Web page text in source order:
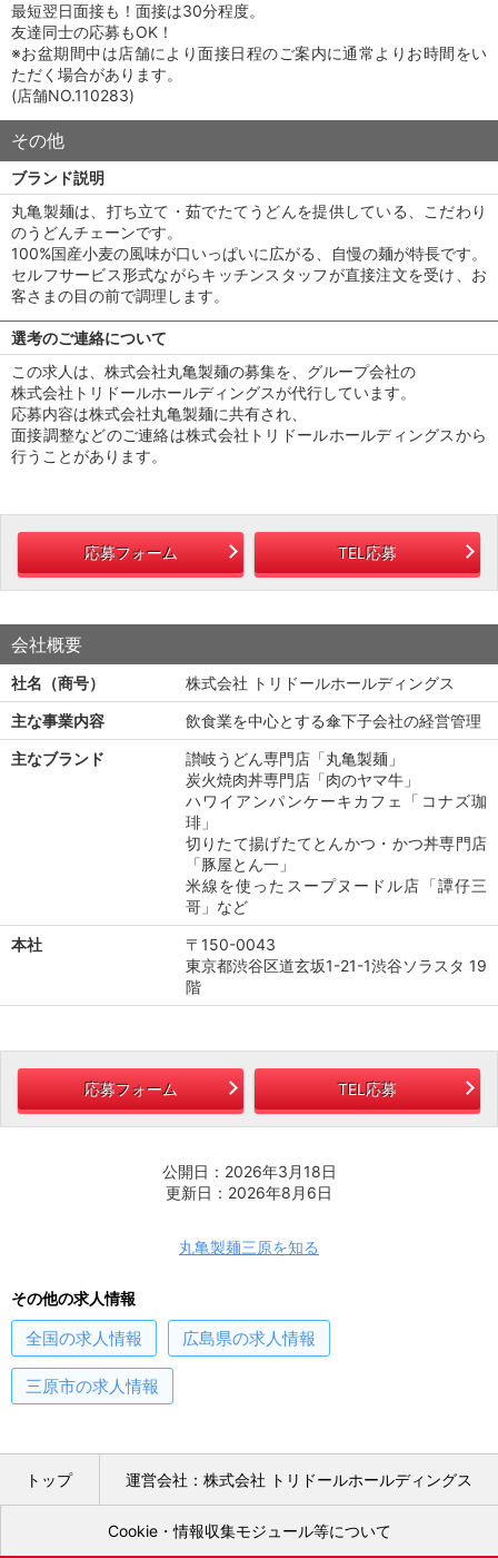
最短翌日面接も！面接は30分程度。
友達同士の応募もOK！
※お盆期間中は店舗により面接日程のご案内に通常よりお時間をい
ただく場合があります。
(店舗NO.110283)
その他
ブランド説明
丸亀製麺は、打ち立て・茹でたてうどんを提供している、こだわり
のうどんチェーンです。
100%国産小麦の風味が口いっぱいに広がる、自慢の麺が特長です。
セルフサービス形式ながらキッチンスタッフが直接注文を受け、お
客さまの目の前で調理します。
選考のご連絡について
この求人は、株式会社丸亀製麺の募集を、グループ会社の
株式会社トリドールホールディングスが代行しています。
応募内容は株式会社丸亀製麺に共有され、
面接調整などのご連絡は株式会社トリドールホールディングスから
行うことがあります。
応募フォーム TEL応募
会社概要
社名（商号）
株式会社 トリドールホールディングス
主な事業内容
飲食業を中心とする傘下子会社の経営管理
主なブランド
讃岐うどん専門店「丸亀製麺」
炭火焼肉丼専門店「肉のヤマ牛」
ハワイアンパンケーキカフェ「コナズ珈
琲」
切りたて揚げたてとんかつ・かつ丼専門店
「豚屋とん一」
米線を使ったスープヌードル店「譚仔三
哥」など
本社
〒150-0043
東京都渋谷区道玄坂1-21-1渋谷ソラスタ 19
階
応募フォーム TEL応募
公開日：2026年3月18日
更新日：2026年8月6日
丸亀製麺三原を知る
その他の求人情報
全国の求人情報 広島県の求人情報
三原市の求人情報
トップ 運営会社：株式会社 トリドールホールディングス
Cookie・情報収集モジュール等について